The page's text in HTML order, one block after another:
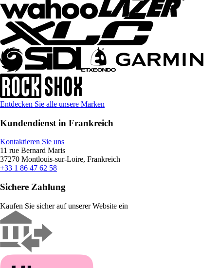
Entdecken Sie alle unsere Marken
Kundendienst in Frankreich
Kontaktieren Sie uns
11 rue Bernard Maris
37270 Montlouis-sur-Loire, Frankreich
+33 1 86 47 62 58
Sichere Zahlung
Kaufen Sie sicher auf unserer Website ein